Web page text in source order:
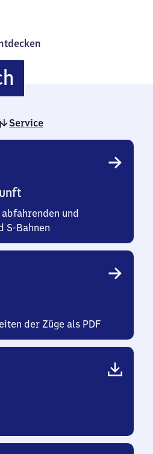
Kleinenbroich
Service
und
S-Bahnen
der Züge als PDF